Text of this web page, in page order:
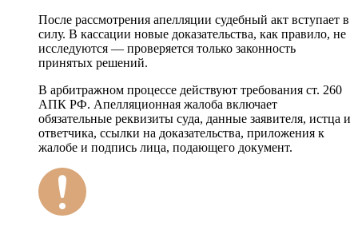
После рассмотрения апелляции судебный акт вступает в
силу. В кассации новые доказательства, как правило, не
исследуются — проверяется только законность
принятых решений.
В арбитражном процессе действуют требования ст. 260
АПК РФ. Апелляционная жалоба включает
обязательные реквизиты суда, данные заявителя, истца и
ответчика, ссылки на доказательства, приложения к
жалобе и подпись лица, подающего документ.